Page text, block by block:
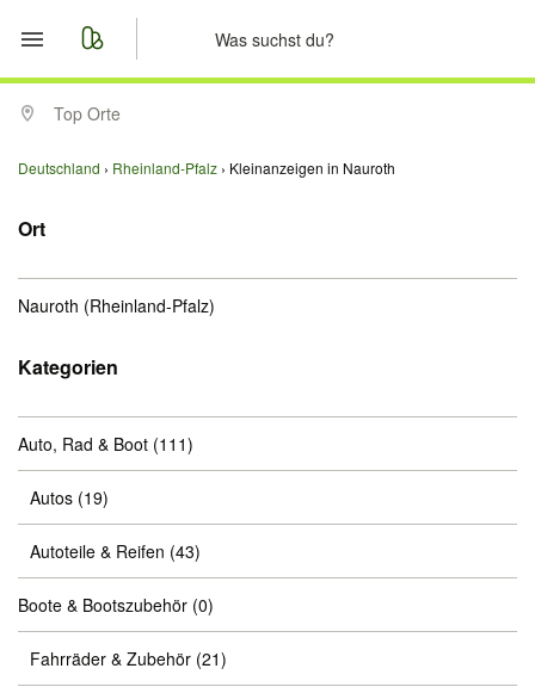
Start
Merkliste
Anzeige aufgeben
Top Orte
Deutschland Rheinland-Pfalz Kleinanzeigen in Nauroth
Ort
Nauroth (Rheinland-Pfalz)
Kategorien
Auto, Rad & Boot (111)
Autos (19)
Autoteile & Reifen (43)
Boote & Bootszubehör (0)
Fahrräder & Zubehör (21)